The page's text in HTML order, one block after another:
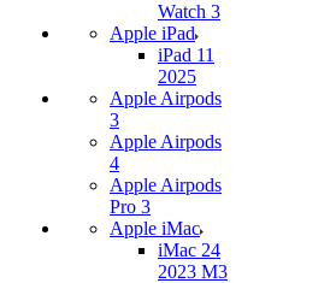
Watch 3
Apple iPad
iPad 11
2025
Apple Airpods
3
Apple Airpods
4
Apple Airpods
Pro 3
Apple iMac
iMac 24
2023 M3